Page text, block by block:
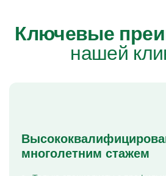
Ключевые
нашей
многолетним стажем